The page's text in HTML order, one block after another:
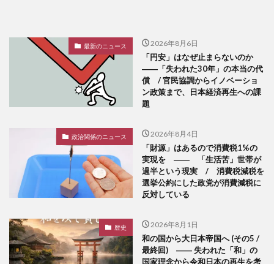
最新のニュース 2026年8月6日
「円安」はなぜ止まらないのか
――「失われた30年」の本当の代
償 / 官民協調からイノベーショ
ン政策まで、日本経済再生への課
題
政治関係のニュース 2026年8月4日
「財源」はあるので消費税1%の
実現を ―― 「生活苦」世帯が
過半という現実 / 消費税減税を
選挙公約にした政党が消費減税に
反対している
歴史 2026年8月1日
和の国から大日本帝国へ (その5 /
最終回) ―― 失われた「和」の
国家理念から令和日本の再生を考